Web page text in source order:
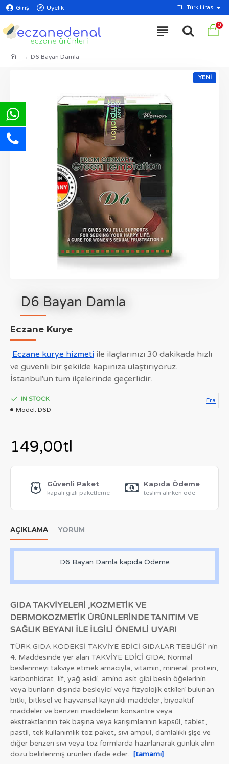
Giriş Üyelik TL Türk Lirası
0
D6 Bayan Damla
YENI
D6 Bayan Damla
Eczane Kurye
Eczane kurye hizmeti ile ilaçlarınızı 30 dakikada hızlı
ve güvenli bir şekilde kapınıza ulaştırıyoruz.
İstanbul'un tüm ilçelerinde geçerlidir.
149,00tl
IN STOCK
Model: D6D
Era
Güvenli Paket
kapalı gizli paketleme
Kapıda Ödeme
teslim alırken öde
AÇIKLAMA YORUM
D6 Bayan Damla kapıda Ödeme
GIDA TAKVİYELERİ ,KOZMETİK VE
DERMOKOZMETİK ÜRÜNLERİNDE TANITIM VE
SAĞLIK BEYANI İLE İLGİLİ ÖNEMLİ UYARI
TÜRK GIDA KODEKSİ TAKVİYE EDİCİ GIDALAR TEBLİĞİ’ nin
4. Maddesinde yer alan TAKVİYE EDİCİ GIDA: Normal
beslenmeyi takviye etmek amacıyla, vitamin, mineral, protein,
karbonhidrat, lif, yağ asidi, amino asit gibi besin öğelerinin
veya bunların dışında besleyici veya fizyolojik etkileri bulunan
bitki, bitkisel ve hayvansal kaynaklı maddeler, biyoaktif
maddeler ve benzeri maddelerin konsantre veya
ekstraktlarının tek başına veya karışımlarının kapsül, tablet,
pastil, tek kullanımlık toz paket, sıvı ampul, damlalıklı şişe ve
diğer benzeri sıvı veya toz formlarda hazırlanarak günlük alım
dozu belirlenmiş ürünleri ifade eder. [tamamı]